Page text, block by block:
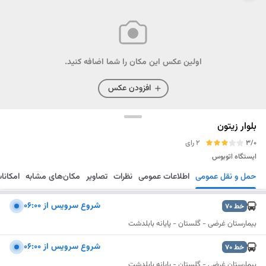
اولین عکس این مکان را شما اضافه کنید.
افزودن عکس
بلوار زیتون
3/0
2 رای
ایستگاه اتوبوس
مسیریابی ذخیره ارسال حمل و نقل عمومی اطلاعات عمومی نظرات تصاویر مکان‌های مشابه
خط70 شروع سرویس از ۰۶:۰۰
بیمارستان غرضی - گلستان - پایانه بابلدشت
خط70 شروع سرویس از ۰۶:۰۰